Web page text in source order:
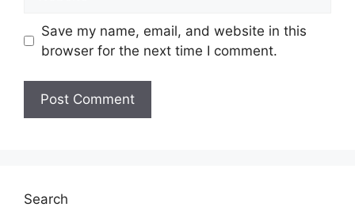
Save my name, email, and website in this
browser for the next time I comment.
Search